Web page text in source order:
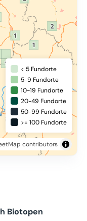
contributors
< 5 Fundorte
5-9 Fundorte
10-19 Fundorte
20-49 Fundorte
50-99 Fundorte
>= 100 Fundorte
Biotopen